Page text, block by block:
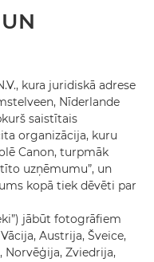
kura juridiskā adrese
Nīderlande
saistītais
organizācija, kuru
Canon, turpmāk
uzņēmumu”, un
kopā tiek dēvēti par
jābūt fotogrāfiem
Austrija, Šveice,
Norvēģija, Zviedrija,